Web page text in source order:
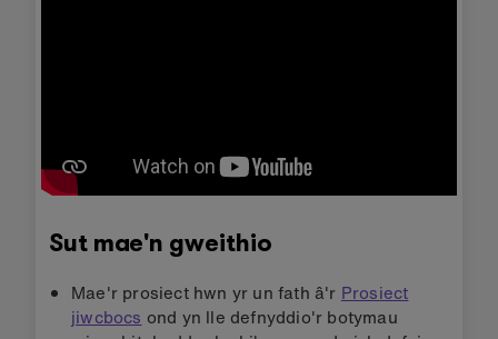
Sut mae'n gweithio
Mae'r prosiect hwn yr un fath â'r Prosiect
jiwcbocs ond yn lle defnyddio'r botymau